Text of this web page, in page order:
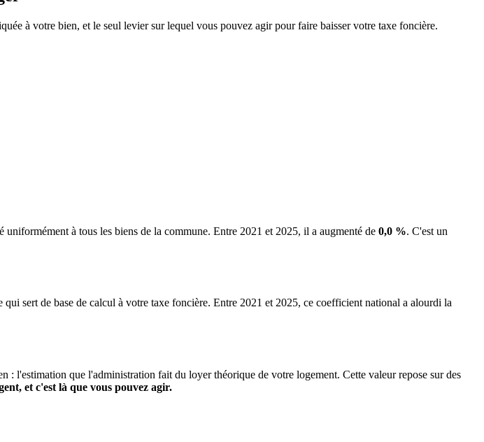
à votre bien, et le seul levier sur lequel vous pouvez agir pour faire baisser votre taxe foncière.
à tous les biens de la commune. Entre 2021 et 2025, il a augmenté de 0,0 %. C'est un
sert de base de calcul à votre taxe foncière. Entre 2021 et 2025, ce coefficient national a alourdi la
: l'estimation que l'administration fait du loyer théorique de votre logement. Cette valeur repose sur des
et c'est là que vous pouvez agir.